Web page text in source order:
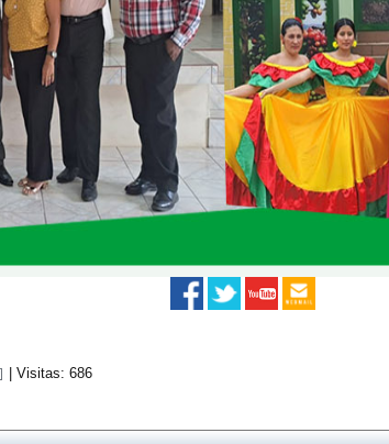
| Visitas: 686